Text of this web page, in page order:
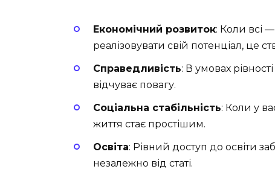
Економічний розвиток: Коли всі
реалізовувати свій потенціал, це
Справедливість: В умовах
відчуває повагу.
Соціальна стабільність: Коли у
життя стає простішим.
Освіта: Рівний доступ до освіти
незалежно від статі.